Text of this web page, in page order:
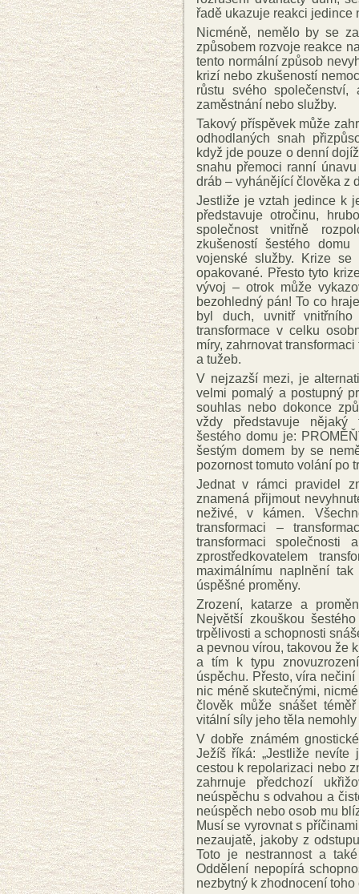
řadě ukazuje reakci jedince
Nicméně, nemělo by se
způsobem rozvoje reakce
tento normální způsob
krizí nebo zkušeností
růstu svého
zaměstnání nebo služby.
Takový příspěvek může
odhodlaných snah
když jde pouze o denní
snahu přemoci ranní
dráb – vyhánějící člověka z
Jestliže je vztah jedince k
představuje otročinu,
společnost vnitřně
zkušeností šestého
vojenské služby. Krize
opakované. Přesto tyto
vývoj – otrok může
bezohledný pán! To co
byl duch, uvnitř
transformace v celku
míry, zahrnovat
a tužeb.
V nejzazší mezi, je
velmi pomalý a postupný
souhlas nebo dokonce
vždy představuje nějaký
šestého domu je:
šestým domem by se
pozornost tomuto volání po
Jednat v rámci pravidel
znamená přijmout
neživé, v kámen.
transformaci –
transformaci společnosti
zprostředkovatelem
maximálnímu naplnění
úspěšné proměny.
Zrození, katarze a
Největší zkouškou
trpělivosti a schopnosti
a pevnou vírou, takovou že
a tím k typu
úspěchu. Přesto, víra
nic méně skutečnými,
člověk může snášet
vitální síly jeho těla
V dobře známém
Ježíš říká: „Jestliže nevíte
cestou k repolarizaci nebo
zahrnuje předchozí
neúspěchu s odvahou a
neúspěch nebo osob mu
Musí se vyrovnat s
nezaujatě, jakoby z
Toto je nestrannost a
Oddělení nepopírá
nezbytný k zhodnocení toho